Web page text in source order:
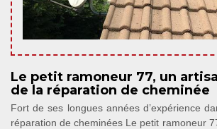
Le petit ramoneur 77, un
de la réparation de cheminée
Fort de ses longues années d’expérience
réparation de cheminées Le petit ramoneur